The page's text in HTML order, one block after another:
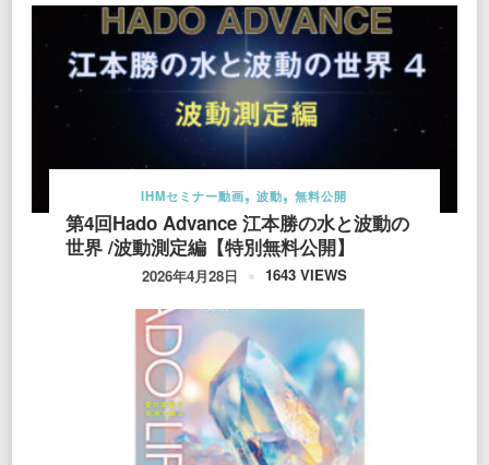
IHMセミナー動画 波動 無料公開
第4回Hado Advance 江本勝の水と波動の
世界 /波動測定編【特別無料公開】
2026年4月28日 1643 VIEWS